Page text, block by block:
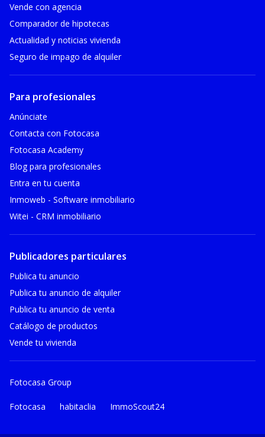
Vende con agencia
Comparador de hipotecas
Actualidad y noticias vivienda
Seguro de impago de alquiler
Para profesionales
Anúnciate
Contacta con Fotocasa
Fotocasa Academy
Blog para profesionales
Entra en tu cuenta
Inmoweb - Software inmobiliario
Witei - CRM inmobiliario
Publicadores particulares
Publica tu anuncio
Publica tu anuncio de alquiler
Publica tu anuncio de venta
Catálogo de productos
Vende tu vivienda
Fotocasa Group
Fotocasa habitaclia ImmoScout24